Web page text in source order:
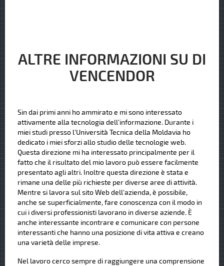
ALTRE INFORMAZIONI SU DI
VENCENDOR
Sin dai primi anni ho ammirato e mi sono interessato
attivamente alla tecnologia dell'informazione. Durante i
miei studi presso l'Università Tecnica della Moldavia ho
dedicato i miei sforzi allo studio delle tecnologie web.
Questa direzione mi ha interessato principalmente per il
fatto che il risultato del mio lavoro può essere facilmente
presentato agli altri. Inoltre questa direzione è stata e
rimane una delle più richieste per diverse aree di attività.
Mentre si lavora sul sito Web dell'azienda, è possibile,
anche se superficialmente, fare conoscenza con il modo in
cui i diversi professionisti lavorano in diverse aziende. È
anche interessante incontrare e comunicare con persone
interessanti che hanno una posizione di vita attiva e creano
una varietà delle imprese.
Nel lavoro cerco sempre di raggiungere una comprensione